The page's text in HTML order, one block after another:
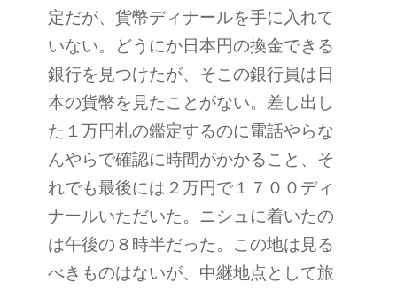
定だが、貨幣ディナールを手に入れて
いない。どうにか日本円の換金できる
銀行を見つけたが、そこの銀行員は日
本の貨幣を見たことがない。差し出し
た１万円札の鑑定するのに電話やらな
んやらで確認に時間がかかること、そ
れでも最後には２万円で１７００ディ
ナールいただいた。ニシュに着いたの
は午後の８時半だった。この地は見る
べきものはないが、中継地点として旅